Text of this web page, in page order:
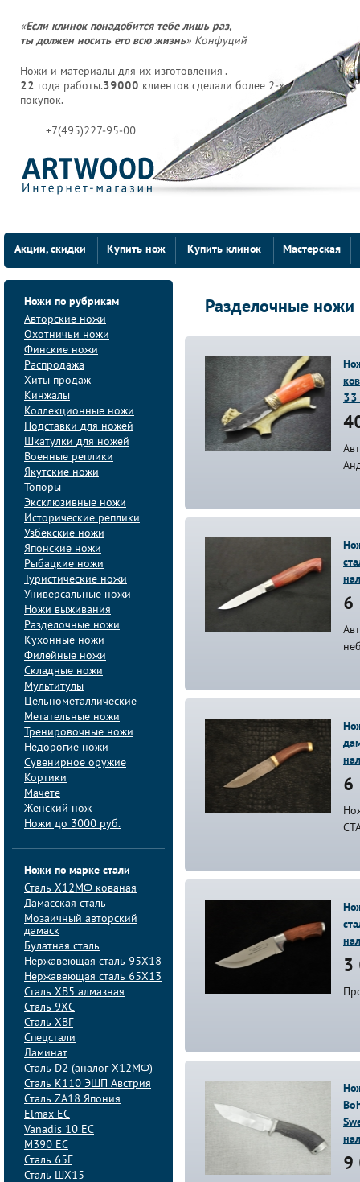
«Если клинок понадобится тебе лишь раз,
ты должен носить его всю жизнь» Конфуций
Ножи и материалы для их изготовления .
22 года работы.39000 клиентов сделали более 2-х
покупок.
+7(495)227-95-00
Акции, скидки Купить нож Купить клинок Мастерская
Ножи по рубрикам
Авторские ножи
Охотничьи ножи
Финские ножи
Распродажа
Хиты продаж
Кинжалы
Коллекционные ножи
Подставки для ножей
Шкатулки для ножей
Военные реплики
Якутские ножи
Топоры
Эксклюзивные ножи
Исторические реплики
Узбекские ножи
Японские ножи
Рыбацкие ножи
Туристические ножи
Универсальные ножи
Ножи выживания
Разделочные ножи
Кухонные ножи
Филейные ножи
Складные ножи
Мультитулы
Цельнометаллические
Метательные ножи
Тренировочные ножи
Недорогие ножи
Сувенирное оружие
Кортики
Мачете
Женский нож
Ножи до 3000 руб.
Ножи по марке стали
Сталь Х12МФ кованая
Дамасская сталь
Мозаичный авторский
дамаск
Булатная сталь
Нержавеющая сталь 95Х18
Нержавеющая сталь 65Х13
Сталь ХВ5 алмазная
Сталь 9ХС
Сталь ХВГ
Спецстали
Ламинат
Сталь D2 (аналог Х12МФ)
Сталь K110 ЭШП Австрия
Сталь ZA18 Япония
Elmax ЕС
Vanadis 10 ЕС
M390 ЕС
Сталь 65Г
Сталь ШХ15
Разделочные ножи
33
6
6
3
9